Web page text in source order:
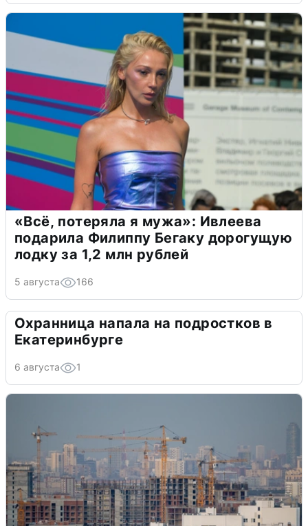
«Всё, потеряла я мужа»: Ивлеева
подарила Филиппу Бегаку дорогущую
лодку за 1,2 млн рублей
5 августа 166
Охранница напала на подростков в
Екатеринбурге
6 августа 1